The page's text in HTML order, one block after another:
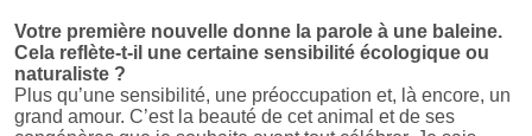
Votre première nouvelle donne la parole à une baleine.
Cela reflète-t-il une certaine sensibilité écologique ou
naturaliste ?
Plus qu’une sensibilité, une préoccupation et, là encore, un
grand amour. C’est la beauté de cet animal et de ses